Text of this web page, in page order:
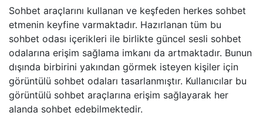
Sohbet araçlarını kullanan ve keşfeden herkes sohbet
etmenin keyfine varmaktadır. Hazırlanan tüm bu
sohbet odası içerikleri ile birlikte güncel sesli sohbet
odalarına erişim sağlama imkanı da artmaktadır. Bunun
dışında birbirini yakından görmek isteyen kişiler için
görüntülü sohbet odaları tasarlanmıştır. Kullanıcılar bu
görüntülü sohbet araçlarına erişim sağlayarak her
alanda sohbet edebilmektedir.